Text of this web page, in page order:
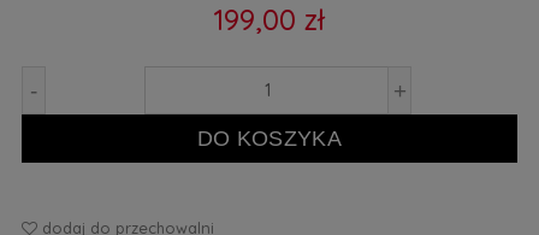
199,00 zł
- +
DO KOSZYKA
dodaj do przechowalni